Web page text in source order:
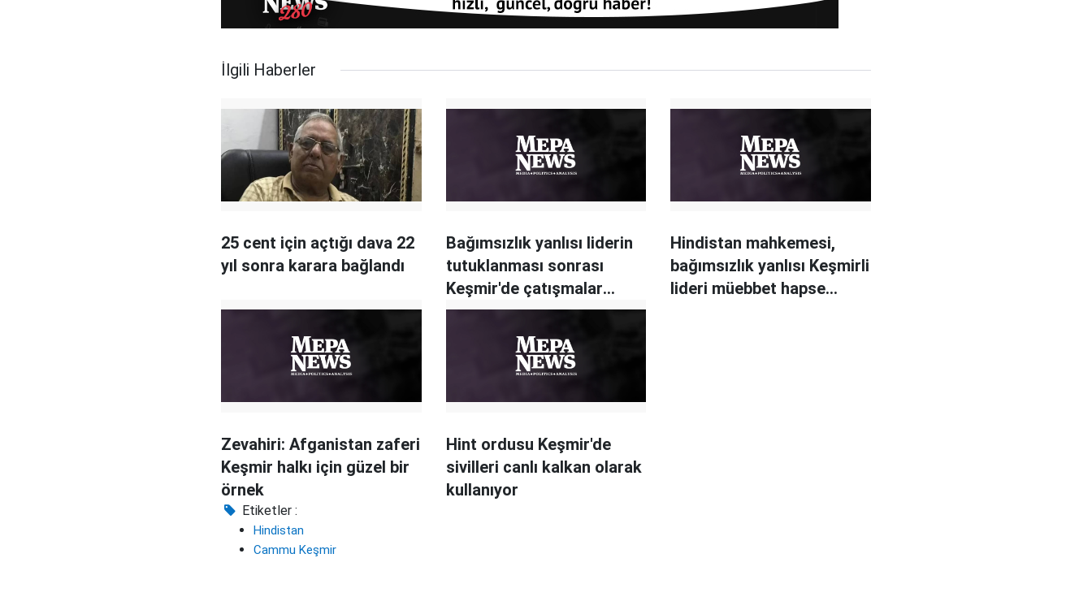
İlgili Haberler
25 cent için açtığı dava 22
yıl sonra karara bağlandı
Bağımsızlık yanlısı liderin
tutuklanması sonrası
Keşmir'de çatışmalar
artıyor
Hindistan mahkemesi,
bağımsızlık yanlısı Keşmirli
lideri müebbet hapse
Zevahiri: Afganistan zaferi
Keşmir halkı için güzel bir
örnek
Hint ordusu Keşmir'de
sivilleri canlı kalkan olarak
kullanıyor
Etiketler :
Hindistan
Cammu Keşmir